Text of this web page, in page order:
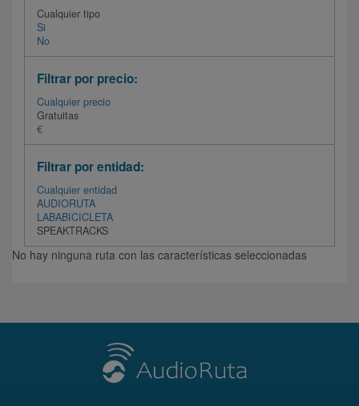
Cualquier tipo
Si
No
Filtrar por precio:
Cualquier precio
Gratuitas
€
Filtrar por entidad:
Cualquier entidad
AUDIORUTA
LABABICICLETA
SPEAKTRACKS
No hay ninguna ruta con las características seleccionadas